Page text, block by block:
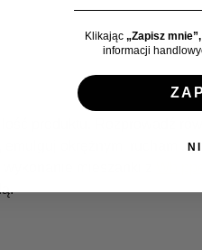
produktu. Rozprowadź
okrężnymi ruchami.
mieszanki z
Klikając „Zapisz mnie”,
informacji